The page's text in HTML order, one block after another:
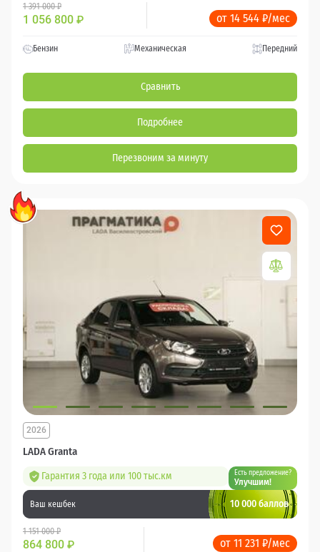
1 391 000 ₽
1 056 800 ₽ от 14 544 ₽/мес
Бензин Механическая Передний
Сравнить
Подробнее
Перезвоним за минуту
LADA Granta
2026
Гарантия 3 года или 100 тыс.км Есть предложение?
Улучшим!
Ваш кешбек 10 000 баллов
1 151 000 ₽
864 800 ₽ от 11 231 ₽/мес